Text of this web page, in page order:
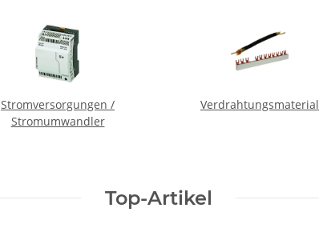
Stromversorgungen /
Stromumwandler
Verdrahtungsmaterial
Top-Artikel